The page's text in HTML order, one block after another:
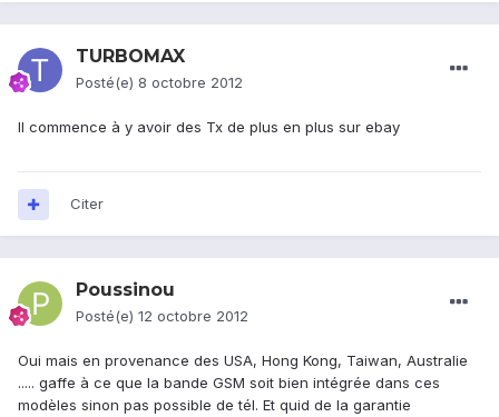
TURBOMAX
Posté(e) 8 octobre 2012
Il commence à y avoir des Tx de plus en plus sur ebay
Citer
Poussinou
Posté(e) 12 octobre 2012
Oui mais en provenance des USA, Hong Kong, Taiwan, Australie
..... gaffe à ce que la bande GSM soit bien intégrée dans ces
modèles sinon pas possible de tél. Et quid de la garantie